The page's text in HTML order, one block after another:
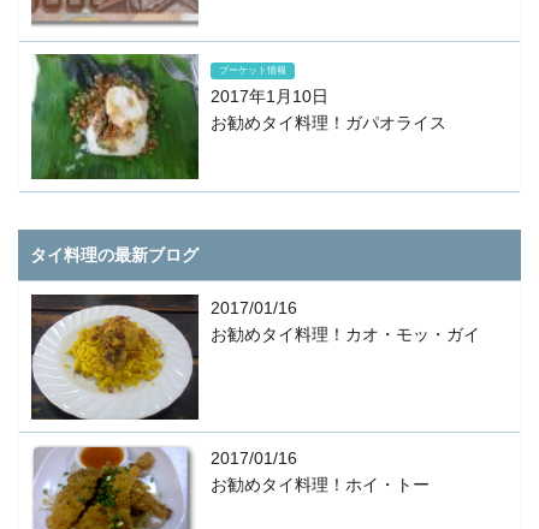
プーケット情報
2017年1月10日
お勧めタイ料理！ガパオライス
タイ料理の最新ブログ
2017/01/16
お勧めタイ料理！カオ・モッ・ガイ
2017/01/16
お勧めタイ料理！ホイ・トー